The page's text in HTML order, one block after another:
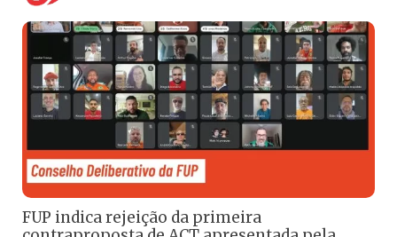
FUP indica rejeição da primeira